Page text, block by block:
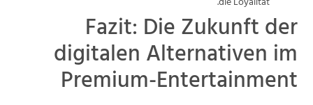
Fazit: Die Zukunft der
digitalen Alternativen im
Premium-Entertainment